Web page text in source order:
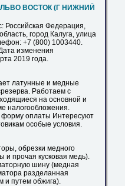
ВОСТОК (Г НИЖНИЙ
Российская Федерация,
город Калуга, улица
+7 (800) 1003440.
изменения
2019 года.
латунные и медные
Работаем с
на основной и
налогообложения.
оплаты Интересуют
особые условия.
обрезки медного
и прочая кусковая медь).
шину (медная
разделанная
и путем обжига).